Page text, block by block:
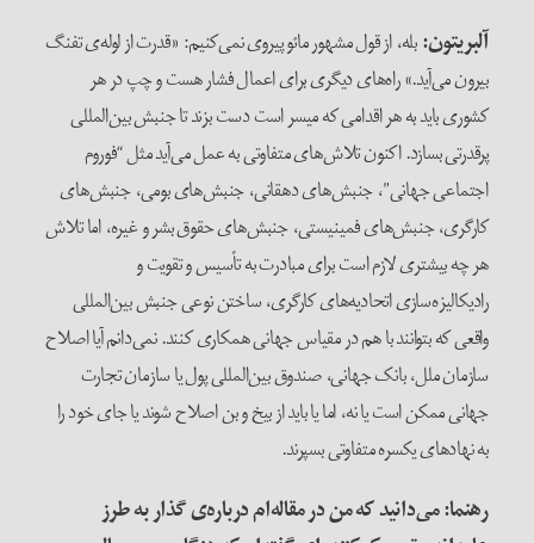
آلبریتون:بله، از قول مشهور مائو پیروی نمی‌کنیم: «قدرت از لوله‌ی تفنگ
بیرون می‌آید.» راه‌های دیگری برای اعمال فشار هست و چپ در هر
کشوری باید به هر اقدامی که میسر است دست بزند تا جنبش بین‌المللی
پرقدرتی بسازد. اکنون تلاش‌های متفاوتی به عمل می‌آید مثل “فوروم
اجتماعی جهانی”، جنبش‌های دهقانی، جنبش‌های بومی، جنبش‌های
کارگری، جنبش‌های فمینیستی، جنبش‌های حقوق بشر و غیره، اما تلاش
هر چه بیشتری لازم است برای مبادرت به تأسیس و تقویت و
رادیکالیزه‌سازی اتحادیه‌های کارگری، ساختن نوعی جنبش بین‌المللی
واقعی که بتوانند با هم در مقیاس جهانی همکاری کنند. نمی‌دانم آیا اصلاح
سازمان ملل، بانک جهانی، صندوق بین‌المللی پول یا سازمان تجارت
جهانی ممکن است یا نه، اما یا باید از بیخ و بن اصلاح شوند یا جای خود را
به نهادهای یکسره متفاوتی بسپرند.
رهنما: می‌دانید که من در مقاله‌ام درباره‌ی گذار به طرز